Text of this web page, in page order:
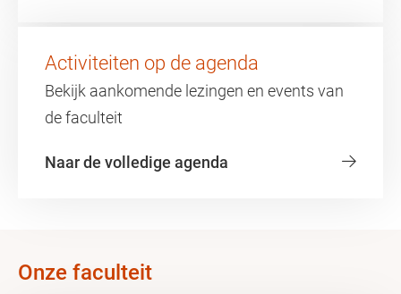
Activiteiten op de agenda
Bekijk aankomende lezingen en events van
de faculteit
Naar de volledige agenda
Onze faculteit